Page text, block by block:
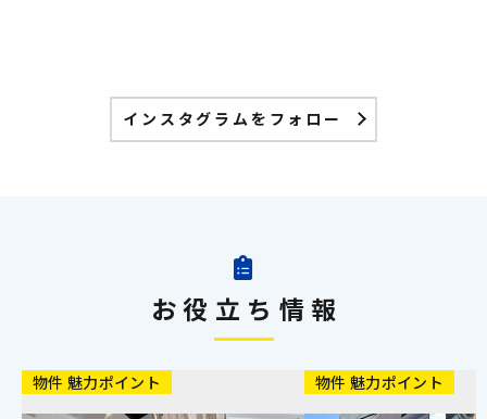
インスタグラムをフォロー
お役立ち情報
物件 魅力ポイント 物件 魅力ポイント